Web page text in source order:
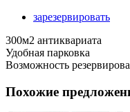
зарезервировать
300м2 антиквариата
Удобная парковка
Возможность
Похожие